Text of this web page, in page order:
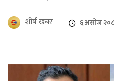
शीर्ष खबर ६ असोज